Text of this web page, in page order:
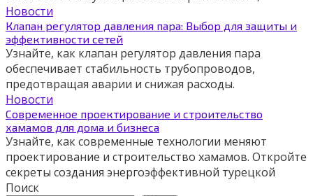
Новости
Клапан регулятор давления пара: Выбор для защиты и
эффективности сетей
Узнайте, как клапан регулятор давления пара
обеспечивает стабильность трубопроводов,
предотвращая аварии и снижая расходы.
Новости
Современное проектирование и строительство
хамамов для дома и бизнеса
Узнайте, как современные технологии меняют
проектирование и строительство хамамов. Откройте
секреты создания энергоэффективной турецкой
Поиск